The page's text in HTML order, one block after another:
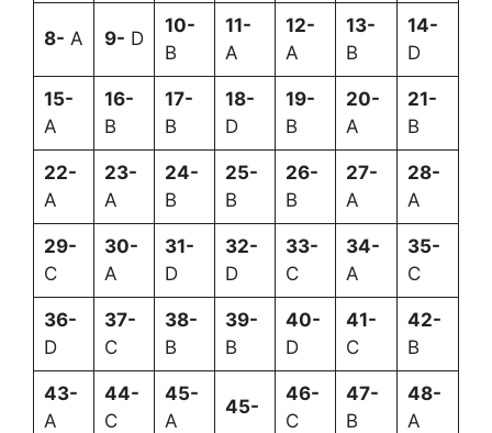
8- A 9- D
10-
B
11-
A
12-
A
13-
B
14-
D
15-
A
16-
B
17-
B
18-
D
19-
B
20-
A
21-
B
22-
A
23-
A
24-
B
25-
B
26-
B
27-
A
28-
A
29-
C
30-
A
31-
D
32-
D
33-
C
34-
A
35-
C
36-
D
37-
C
38-
B
39-
B
40-
D
41-
C
42-
B
43-
A
44-
C
45-
A
45-
46-
C
47-
B
48-
A